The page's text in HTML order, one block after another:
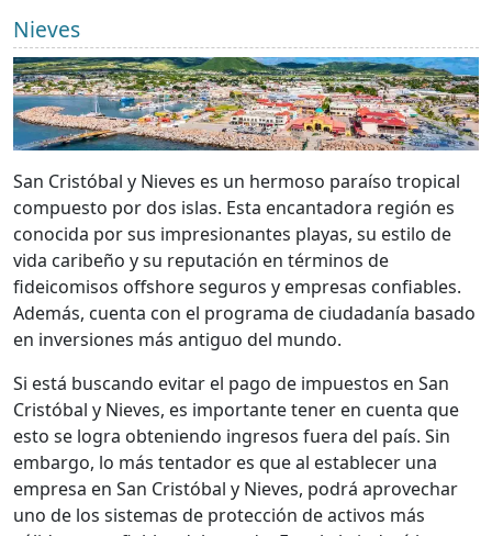
Nieves
San Cristóbal y Nieves es un hermoso paraíso tropical
compuesto por dos islas. Esta encantadora región es
conocida por sus impresionantes playas, su estilo de
vida caribeño y su reputación en términos de
fideicomisos offshore seguros y empresas confiables.
Además, cuenta con el programa de ciudadanía basado
en inversiones más antiguo del mundo.
Si está buscando evitar el pago de impuestos en San
Cristóbal y Nieves, es importante tener en cuenta que
esto se logra obteniendo ingresos fuera del país. Sin
embargo, lo más tentador es que al establecer una
empresa en San Cristóbal y Nieves, podrá aprovechar
uno de los sistemas de protección de activos más